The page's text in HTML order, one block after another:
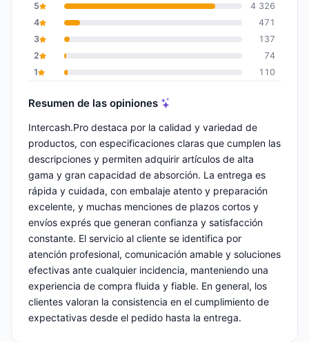
5
4 326
4
471
3
137
2
74
1
110
Resumen de las opiniones
Intercash.Pro destaca por la calidad y variedad de
productos, con especificaciones claras que cumplen las
descripciones y permiten adquirir artículos de alta
gama y gran capacidad de absorción. La entrega es
rápida y cuidada, con embalaje atento y preparación
excelente, y muchas menciones de plazos cortos y
envíos exprés que generan confianza y satisfacción
constante. El servicio al cliente se identifica por
atención profesional, comunicación amable y soluciones
efectivas ante cualquier incidencia, manteniendo una
experiencia de compra fluida y fiable. En general, los
clientes valoran la consistencia en el cumplimiento de
expectativas desde el pedido hasta la entrega.